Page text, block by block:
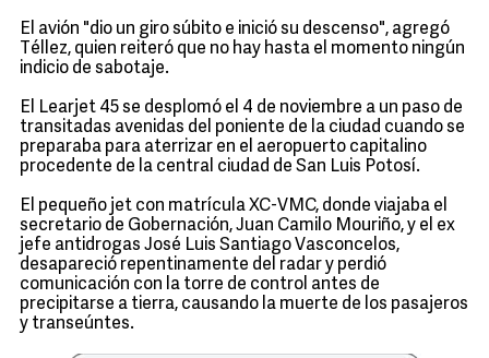
El avión "dio un giro súbito e inició su descenso", agregó
Téllez, quien reiteró que no hay hasta el momento ningún
indicio de sabotaje.
El Learjet 45 se desplomó el 4 de noviembre a un paso de
transitadas avenidas del poniente de la ciudad cuando se
preparaba para aterrizar en el aeropuerto capitalino
procedente de la central ciudad de San Luis Potosí.
El pequeño jet con matrícula XC-VMC, donde viajaba el
secretario de Gobernación, Juan Camilo Mouriño, y el ex
jefe antidrogas José Luis Santiago Vasconcelos,
desapareció repentinamente del radar y perdió
comunicación con la torre de control antes de
precipitarse a tierra, causando la muerte de los pasajeros
y transeúntes.